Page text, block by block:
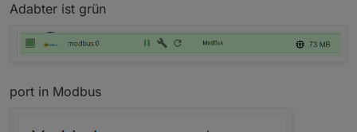
Adabter ist grün
port in Modbus